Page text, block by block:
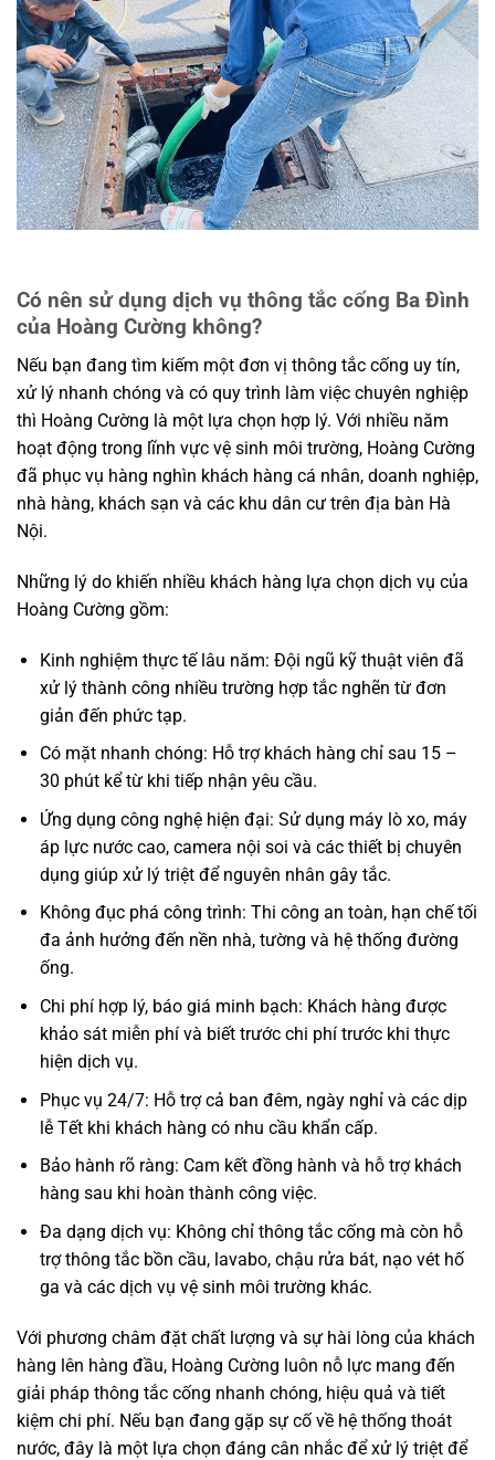
Có nên sử dụng dịch vụ thông tắc cống Ba Đình
của Hoàng Cường không?
Nếu bạn đang tìm kiếm một đơn vị thông tắc cống uy tín,
xử lý nhanh chóng và có quy trình làm việc chuyên nghiệp
thì Hoàng Cường là một lựa chọn hợp lý. Với nhiều năm
hoạt động trong lĩnh vực vệ sinh môi trường, Hoàng Cường
đã phục vụ hàng nghìn khách hàng cá nhân, doanh nghiệp,
nhà hàng, khách sạn và các khu dân cư trên địa bàn Hà
Nội.
Những lý do khiến nhiều khách hàng lựa chọn dịch vụ của
Hoàng Cường gồm:
Kinh nghiệm thực tế lâu năm: Đội ngũ kỹ thuật viên đã
xử lý thành công nhiều trường hợp tắc nghẽn từ đơn
giản đến phức tạp.
Có mặt nhanh chóng: Hỗ trợ khách hàng chỉ sau 15 –
30 phút kể từ khi tiếp nhận yêu cầu.
Ứng dụng công nghệ hiện đại: Sử dụng máy lò xo, máy
áp lực nước cao, camera nội soi và các thiết bị chuyên
dụng giúp xử lý triệt để nguyên nhân gây tắc.
Không đục phá công trình: Thi công an toàn, hạn chế tối
đa ảnh hưởng đến nền nhà, tường và hệ thống đường
ống.
Chi phí hợp lý, báo giá minh bạch: Khách hàng được
khảo sát miễn phí và biết trước chi phí trước khi thực
hiện dịch vụ.
Phục vụ 24/7: Hỗ trợ cả ban đêm, ngày nghỉ và các dịp
lễ Tết khi khách hàng có nhu cầu khẩn cấp.
Bảo hành rõ ràng: Cam kết đồng hành và hỗ trợ khách
hàng sau khi hoàn thành công việc.
Đa dạng dịch vụ: Không chỉ thông tắc cống mà còn hỗ
trợ thông tắc bồn cầu, lavabo, chậu rửa bát, nạo vét hố
ga và các dịch vụ vệ sinh môi trường khác.
Với phương châm đặt chất lượng và sự hài lòng của khách
hàng lên hàng đầu, Hoàng Cường luôn nỗ lực mang đến
giải pháp thông tắc cống nhanh chóng, hiệu quả và tiết
kiệm chi phí. Nếu bạn đang gặp sự cố về hệ thống thoát
nước, đây là một lựa chọn đáng cân nhắc để xử lý triệt để